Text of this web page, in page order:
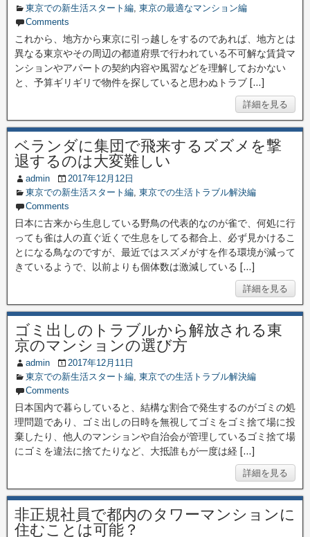
東京での新生活スタート編, 東京の最適なマンション編
Comments
これから、地方から東京に引っ越しをするのであれば、地方とは
異なる東京やその周辺の都道府県で行われている不可解な賃貸マ
ンションやアパートの契約内容や風習などを理解しておかない
と、予算ギリギリで物件を探していると思わぬトラブ […]
詳細を見る
ベランダに集団で飛来するズズメを撃
退するのは大変難しい
admin
2017年12月12日
東京での新生活スタート編, 東京での生活トラブル解決編
Comments
日本に古来から生息している野鳥の代表的なのが雀で、何処に行
っても雀は人の直ぐ近くで生息をしてる都合上、必ず見かけるこ
とになる鳥なのですが、最近ではスズメがすを作る環境が減って
きているようで、以前よりも個体数は激減している […]
詳細を見る
ゴミ出しのトラブルから解放される東
京のマンションの選び方
admin
2017年12月11日
東京での新生活スタート編, 東京での生活トラブル解決編
Comments
日本国内で暮らしていると、結構な割合で発生するのがゴミの処
理問題であり、ゴミ出しの日時を無視してゴミをゴミ捨て場に投
棄したり、他人のマンションや自治会が管理しているゴミ捨て場
にゴミを違法に捨てたりなど、大抵誰もが一度は経 […]
詳細を見る
非正規社員で都内のタワーマンションに
住むことは可能？